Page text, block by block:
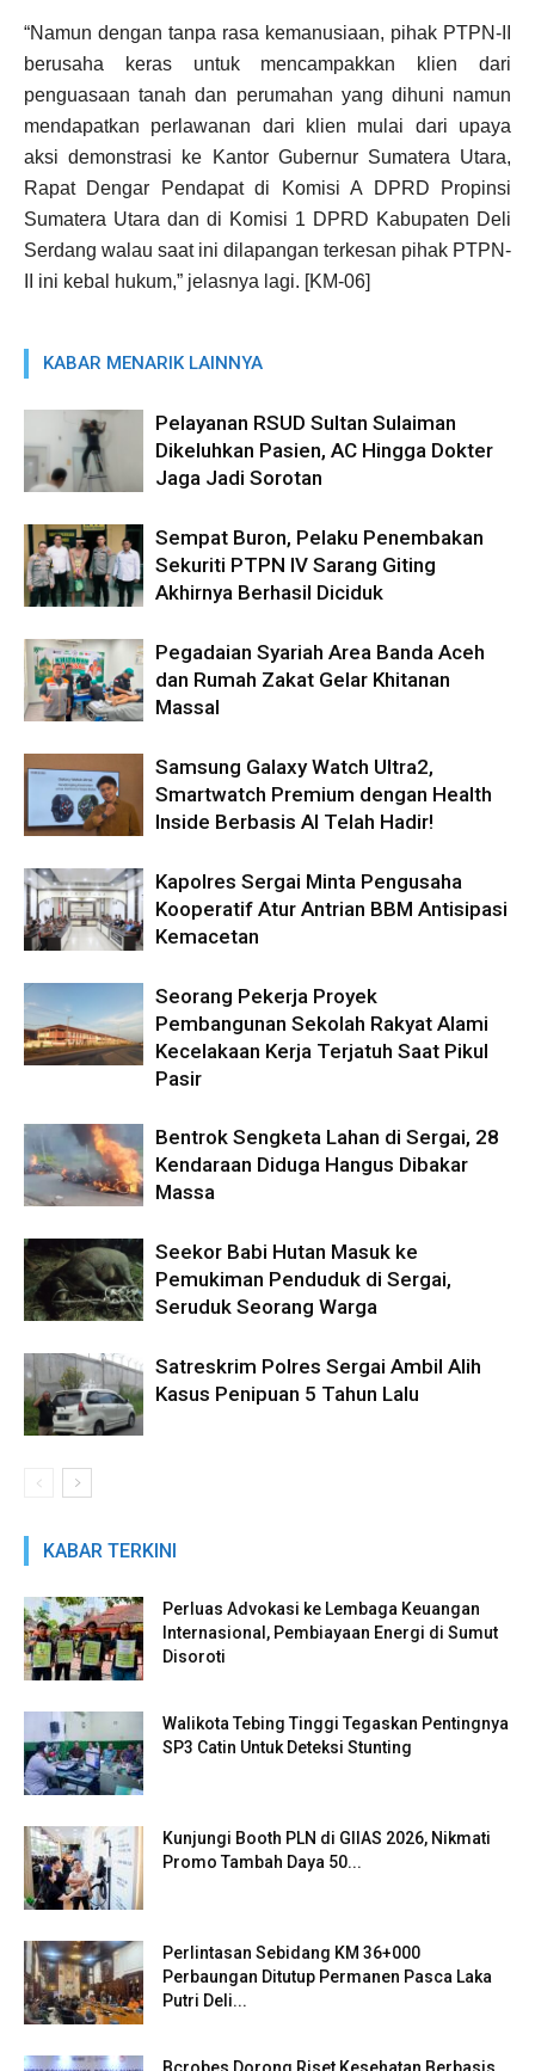
“Namun dengan tanpa rasa kemanusiaan, pihak PTPN-II
berusaha keras untuk mencampakkan klien dari
penguasaan tanah dan perumahan yang dihuni namun
mendapatkan perlawanan dari klien mulai dari upaya
aksi demonstrasi ke Kantor Gubernur Sumatera Utara,
Rapat Dengar Pendapat di Komisi A DPRD Propinsi
Sumatera Utara dan di Komisi 1 DPRD Kabupaten Deli
Serdang walau saat ini dilapangan terkesan pihak PTPN-
II ini kebal hukum,” jelasnya lagi. [KM-06]
KABAR MENARIK LAINNYA
Pelayanan RSUD Sultan Sulaiman
Dikeluhkan Pasien, AC Hingga Dokter
Jaga Jadi Sorotan
Sempat Buron, Pelaku Penembakan
Sekuriti PTPN IV Sarang Giting
Akhirnya Berhasil Diciduk
Pegadaian Syariah Area Banda Aceh
dan Rumah Zakat Gelar Khitanan
Massal
Samsung Galaxy Watch Ultra2,
Smartwatch Premium dengan Health
Inside Berbasis AI Telah Hadir!
Kapolres Sergai Minta Pengusaha
Kooperatif Atur Antrian BBM Antisipasi
Kemacetan
Seorang Pekerja Proyek
Pembangunan Sekolah Rakyat Alami
Kecelakaan Kerja Terjatuh Saat Pikul
Pasir
Bentrok Sengketa Lahan di Sergai, 28
Kendaraan Diduga Hangus Dibakar
Massa
Seekor Babi Hutan Masuk ke
Pemukiman Penduduk di Sergai,
Seruduk Seorang Warga
Satreskrim Polres Sergai Ambil Alih
Kasus Penipuan 5 Tahun Lalu
KABAR TERKINI
Perluas Advokasi ke Lembaga Keuangan
Internasional, Pembiayaan Energi di Sumut
Disoroti
Walikota Tebing Tinggi Tegaskan Pentingnya
SP3 Catin Untuk Deteksi Stunting
Kunjungi Booth PLN di GIIAS 2026, Nikmati
Promo Tambah Daya 50...
Perlintasan Sebidang KM 36+000
Perbaungan Ditutup Permanen Pasca Laka
Putri Deli...